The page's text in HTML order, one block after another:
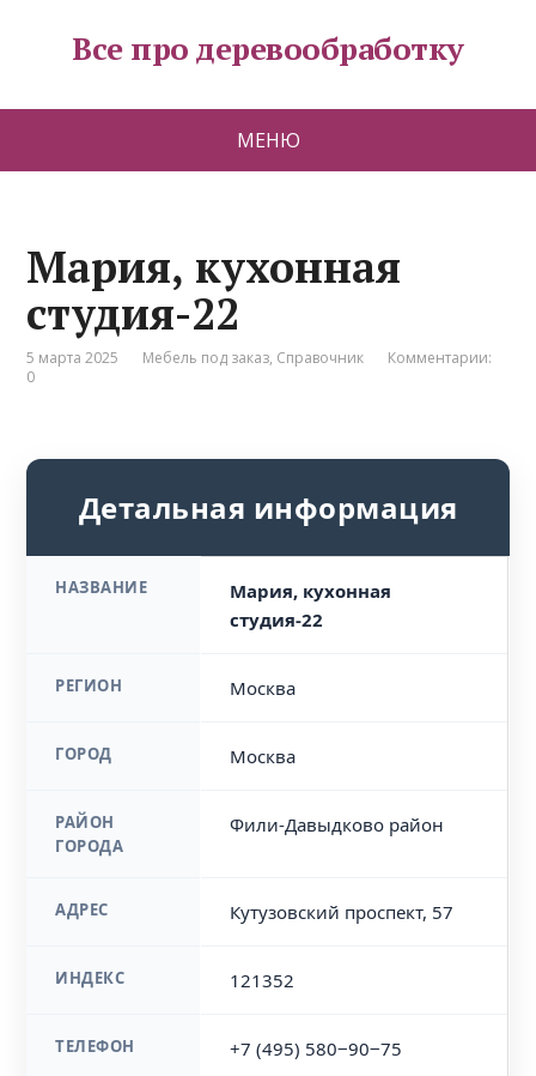
Все про деревообработку
МЕНЮ
Мария, кухонная
студия-22
5 марта 2025 Мебель под заказ, Справочник
Комментарии:
0
Детальная информация
НАЗВАНИЕ
Мария, кухонная
студия-22
РЕГИОН Москва
ГОРОД Москва
РАЙОН
ГОРОДА
Фили-Давыдково район
АДРЕС Кутузовский проспект, 57
ИНДЕКС 121352
ТЕЛЕФОН +7 (495) 580‒90‒75